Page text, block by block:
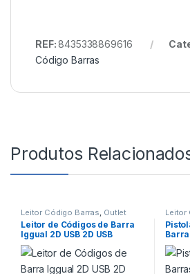
REF:8435338869616
Código Barras
Produtos
Leitor Código Barras Outlet
Leitor de Códigos de Barra
Iggual 2D USB 2D USB
Leitor